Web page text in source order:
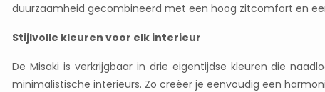
duurzaamheid gecombineerd met een hoog zitcomfort en
Stijlvolle kleuren voor elk interieur
De Misaki is verkrijgbaar in drie eigentijdse kleuren die
minimalistische interieurs. Zo creëer je eenvoudig een